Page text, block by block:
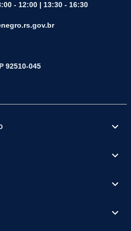
- 12:00 | 13:30 - 16:30
92510-045